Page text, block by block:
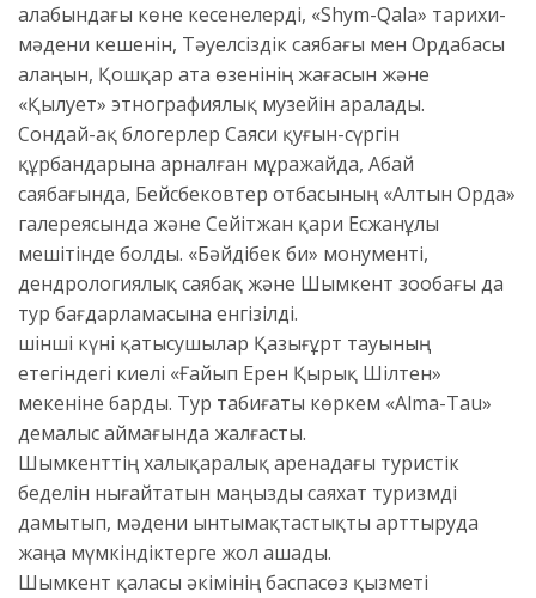
алабындағы көне кесенелерді, «Shym-Qala» тарихи-
мәдени кешенін, Тәуелсіздік саябағы мен Ордабасы
алаңын, Қошқар ата өзенінің жағасын және
«Қылует» этнографиялық музейін аралады.
Сондай-ақ блогерлер Саяси қуғын-сүргін
құрбандарына арналған мұражайда, Абай
саябағында, Бейсбековтер отбасының «Алтын Орда»
галереясында және Сейітжан қари Есжанұлы
мешітінде болды. «Бәйдібек би» монументі,
дендрологиялық саябақ және Шымкент зообағы да
тур бағдарламасына енгізілді.
Үшінші күні қатысушылар Қазығұрт тауының
етегіндегі киелі «Ғайып Ерен Қырық Шілтен»
мекеніне барды. Тур табиғаты көркем «Alma-Tau»
демалыс аймағында жалғасты.
Шымкенттің халықаралық аренадағы туристік
беделін нығайтатын маңызды саяхат туризмді
дамытып, мәдени ынтымақтастықты арттыруда
жаңа мүмкіндіктерге жол ашады.
Шымкент қаласы әкімінің баспасөз қызметі